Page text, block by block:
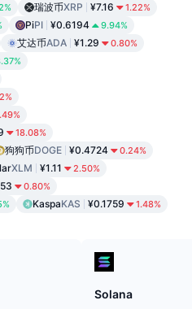
瑞波币XRP ¥7.16 1.22%
PiPI ¥0.6194 9.94%
艾达币ADA ¥1.29 0.80%
18.08%
狗狗币DOGE ¥0.4724 0.24%
XLM ¥1.11 2.50%
0.80%
KaspaKAS ¥0.1759 1.48%
Solana